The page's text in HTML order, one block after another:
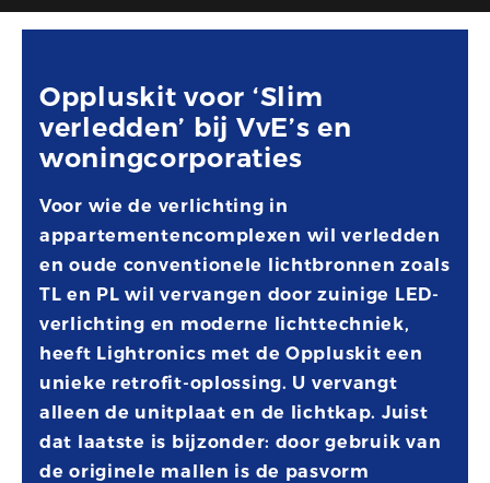
Oppluskit voor ‘Slim
verledden’ bij VvE’s en
woningcorporaties
Voor wie de verlichting in
appartementencomplexen wil verledden
en oude conventionele lichtbronnen zoals
TL en PL wil vervangen door zuinige LED-
verlichting en moderne lichttechniek,
heeft Lightronics met de Oppluskit een
unieke retrofit-oplossing. U vervangt
alleen de unitplaat en de lichtkap. Juist
dat laatste is bijzonder: door gebruik van
de originele mallen is de pasvorm